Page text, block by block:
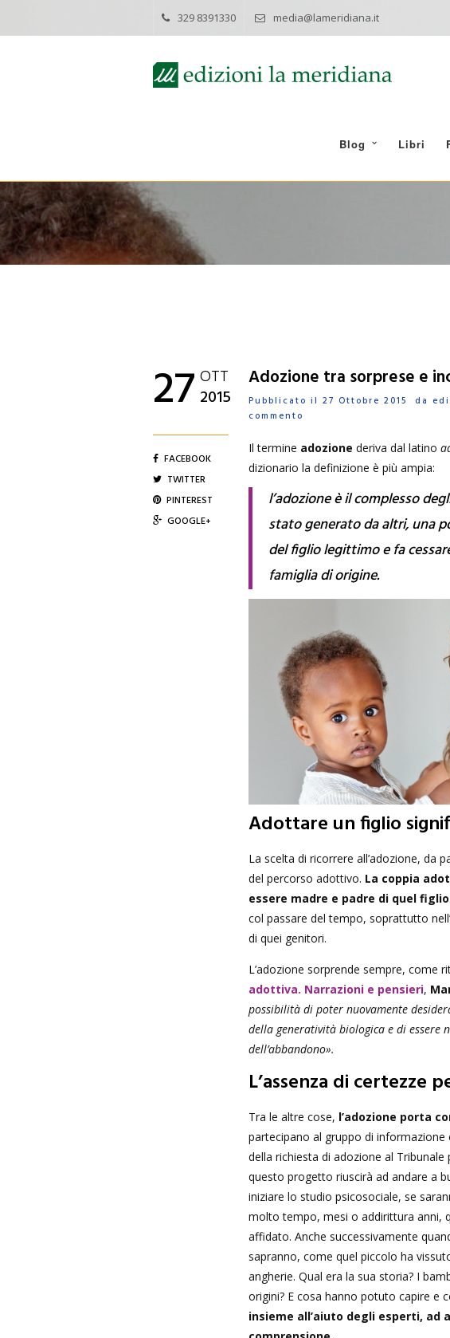
329 8391330 media@lameridiana.it
Blog Libri
27 OTT
2015
FACEBOOK
TWITTER
PINTEREST
GOOGLE+
Adozione tra sorprese e
Pubblicato il 27 Ottobre 2015 da
commento
Il termine adozione deriva dal latino
dizionario la definizione è più ampia:
l’adozione è il complesso
stato generato da altri, una
del figlio legittimo e fa
famiglia di origine.
Adottare un figlio
La scelta di ricorrere all’adozione, da
del percorso adottivo. La coppia
essere madre e padre di quel figlio
col passare del tempo, soprattutto
di quei genitori.
L’adozione sorprende sempre, come
adottiva. Narrazioni e pensieri,
possibilità di poter nuovamente
della generatività biologica e di essere
dell’abbandono».
L’assenza di certezze
Tra le altre cose, l’adozione porta
partecipano al gruppo di
della richiesta di adozione al
questo progetto riuscirà ad andare a
iniziare lo studio psicosociale, se
molto tempo, mesi o addirittura anni,
affidato. Anche successivamente
sapranno, come quel piccolo ha
angherie. Qual era la sua storia? I
origini? E cosa hanno potuto capire e
insieme all’aiuto degli esperti,